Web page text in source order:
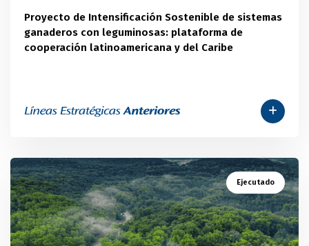
Proyecto de Intensificación Sostenible de sistemas
ganaderos con leguminosas: plataforma de
cooperación latinoamericana y del Caribe
Ejecutado